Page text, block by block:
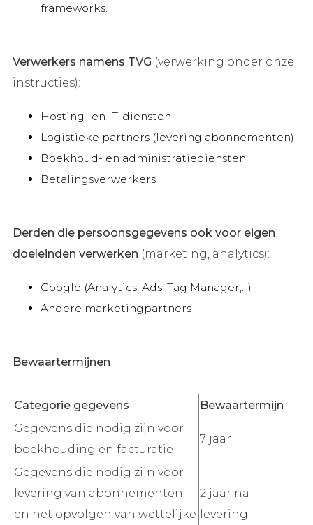
frameworks.
Verwerkers namens TVG (verwerking onder onze
instructies):
Hosting- en IT-diensten
Logistieke partners (levering abonnementen)
Boekhoud- en administratiediensten
Betalingsverwerkers
Derden die persoonsgegevens ook voor eigen
doeleinden verwerken (marketing, analytics):
Google (Analytics, Ads, Tag Manager,...)
Andere marketingpartners
Bewaartermijnen
Categorie gegevens
Bewaartermijn
Gegevens die nodig zijn voor
boekhouding en facturatie
7 jaar
Gegevens die nodig zijn voor
levering van abonnementen
en het opvolgen van wettelijke
2 jaar na
levering